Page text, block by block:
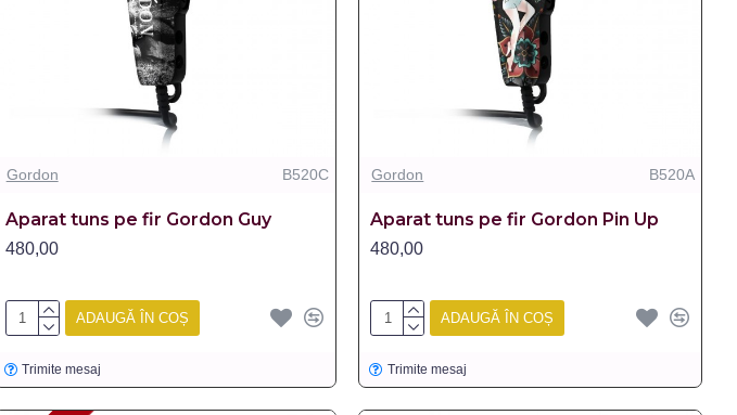
Gordon B520C
Aparat tuns pe fir Gordon Guy
480,00
ADAUGĂ ÎN COȘ
Trimite mesaj
Gordon B520A
Aparat tuns pe fir Gordon Pin Up
480,00
ADAUGĂ ÎN COȘ
Trimite mesaj